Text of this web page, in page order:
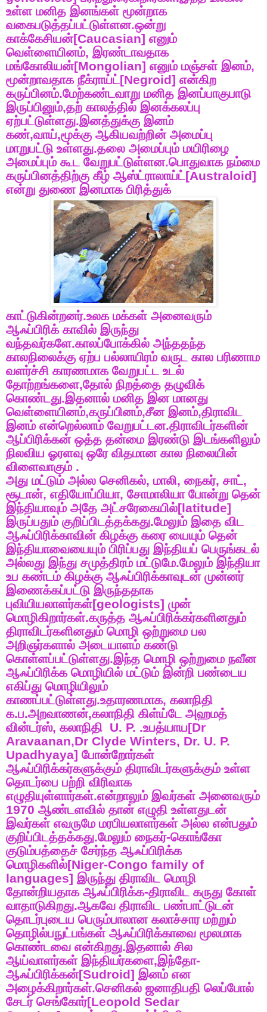
உள்ள மனித இனங்கள் மூன்றாக
வகைபடுத்தப்பட்டுள்ளன.ஒன்று
காக்கேசியன்[Caucasian] எனும்
வெள்ளையினம், இரண்டாவதாக
மங்கோலியன்[Mongolian] எனும் மஞ்சள் இனம்,
மூன்றாவதாக நீக்ராய்ட்[Negroid] என்கிற
கருப்பினம்.மேற்கண்டவாறு மனித இனப்பாகுபாடு
இருப்பினும்,தற் காலத்தில் இனக்கலப்பு
ஏற்பட்டுள்ளது.இனத்துக்கு இனம்
கண்,வாய்,மூக்கு ஆகியவற்றின் அமைப்பு
மாறுபட்டு உள்ளது.தலை அமைப்பும் மயிரிழை
அமைப்பும் கூட வேறுபட்டுள்ளன.பொதுவாக நம்மை
கருப்பினத்திற்கு கீழ் ஆஸ்ட்ராலாய்ட்[Australoid]
என்று துணை இனமாக பிரித்துக்
காட்டுகின்றனர்.உலக மக்கள் அனைவரும்
ஆஃப்பிரிக் காவில் இருந்து
வந்தவர்களே.காலப்போக்கில் அந்ததந்த
காலநிலைக்கு ஏற்ப பல்லாயிரம் வருட கால பரிணாம
வளர்ச்சி காரணமாக வேறுபட்ட உடல்
தோற்றங்களை,தோல் நிறத்தை தழுவிக்
கொண்டது.இதனால் மனித இன மானது
வெள்ளையினம்,கருப்பினம்,சீன இனம்,திராவிட
இனம் என்றெல்லாம் வேறுபட்டன.திராவிடர்களின்
ஆப்பிரிக்கன் ஒத்த தன்மை இரண்டு இடங்களிலும்
நிலவிய ஓரளவு ஒரே விதமான கால நிலையின்
விளைவாகும்.
அது மட்டும் அல்ல செனிகல், மாலி, நைகர், சாட்,
சூடான், எதியோப்பியா, சோமாலியா போன்று தென்
இந்தியாவும் அதே அட்சரேகையில்[latitude]
இருப்பதும் குறிப்பிடத்தக்கது.மேலும் இதை விட
ஆஃப்பிரிக்காவின் கிழக்கு கரை யையும் தென்
இந்தியாவையையும் பிரிப்பது இந்தியப் பெருங்கடல்
அல்லது இந்து சமுத்திரம் மட்டுமே.மேலும் இந்தியா
உப கண்டம் கிழக்கு ஆஃப்பிரிக்காவுடன் முன்னர்
இணைக்கப்பட்டு இருந்ததாக
புவியியலாளர்கள்[geologists] முன்
மொழிகிறார்கள்.கருத்த ஆஃப்பிரிக்கர்களினதும்
திராவிடர்களினதும் மொழி ஒற்றுமை பல
அறிஞர்களால் அடையாளம் கண்டு
கொள்ளப்பட்டுள்ளது.இந்த மொழி ஒற்றுமை நவீன
ஆஃப்பிரிக்க மொழியில் மட்டும் இன்றி பண்டைய
எகிப்து மொழியிலும்
காணப்பட்டுள்ளது.உதாரணமாக, கலாநிதி
க.ப.அறவாணன்,கலாநிதி கிள்ய்டே அஹமத்
வின்டர்ஸ், கலாநிதி U. P. .உபத்யாய[Dr
Aravaanan,Dr Clyde Winters, Dr. U. P.
Upadhyaya] போன்றோர்கள்
ஆஃப்பிரிக்கர்களுக்கும் திராவிடர்களுக்கும் உள்ள
தொடர்பை பற்றி விரிவாக
எழுதியுள்ளார்கள்.என்றாலும் இவர்கள் அனைவரும்
1970 ஆண்டளவில் தான் எழுதி உள்ளதுடன்
இவர்கள் எவருமே மரபியலாளர்கள் அல்ல என்பதும்
குறிப்பிடத்தக்கது.மேலும் நைகர்-கொங்கோ
குடும்பத்தைச் சேர்ந்த ஆஃப்பிரிக்க
மொழிகளில்[Niger-Congo family of
languages] இருந்து திராவிட மொழி
தோன்றியதாக ஆஃப்பிரிக்க-திராவிட கருது கோள்
வாதாடுகிறது.ஆகவே திராவிட பண்பாட்டுடன்
தொடர்புடைய பெரும்பாலான கலாச்சார மற்றும்
தொழில்பநுட்பங்கள் ஆஃப்பிரிக்காவை மூலமாக
கொண்டவை என்கிறது.இதனால் சில
ஆய்வாளர்கள் இந்தியர்களை,இந்தோ-
ஆஃப்பிரிக்கன்[Sudroid] இனம் என
அழைக்கிறார்கள்.செனிகல் ஜனாதிபதி லெப்போல்
சேடர் செங்கோர்[Leopold Sedar